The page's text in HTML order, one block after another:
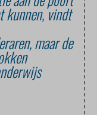
kunnen, vindt
maar de